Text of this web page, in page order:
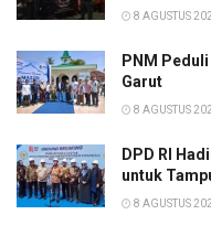
8 AGUSTUS
PNM
Garut
8 AGUSTUS
DPD RI
untuk
8 AGUSTUS